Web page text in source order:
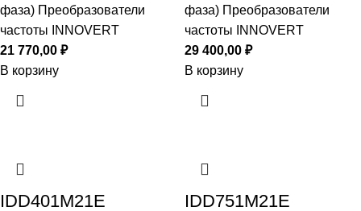
фаза) Преобразователи
частоты INNOVERT
21 770,00 ₽
В корзину
фаза) Преобразователи
частоты INNOVERT
29 400,00 ₽
В корзину
IDD401M21E IDD751M21E